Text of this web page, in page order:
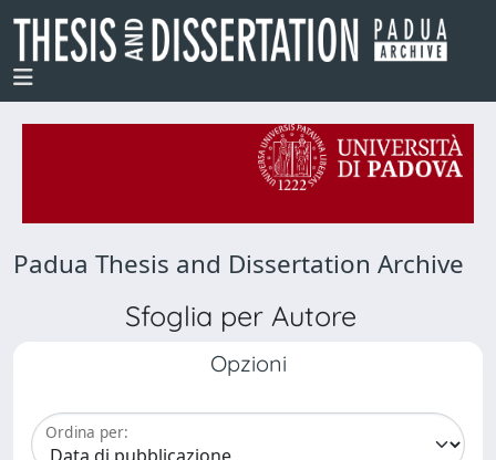
Padua Thesis and Dissertation Archive
Sfoglia per Autore
Opzioni
Ordina per: